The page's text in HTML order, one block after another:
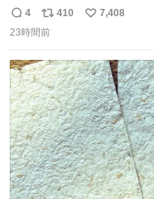
𝑩𝑰𝑮 𝑳𝑶𝑽𝑬＿＿
返
信
4
リ
ポ
ト
数
410
い
数
7,408
23時間前